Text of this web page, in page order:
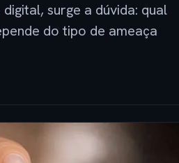
surge a dúvida: qual
do tipo de ameaça